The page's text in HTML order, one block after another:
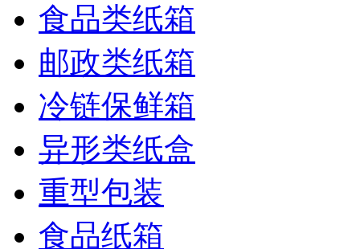
食品类纸箱
邮政类纸箱
冷链保鲜箱
异形类纸盒
重型包装
食品纸箱